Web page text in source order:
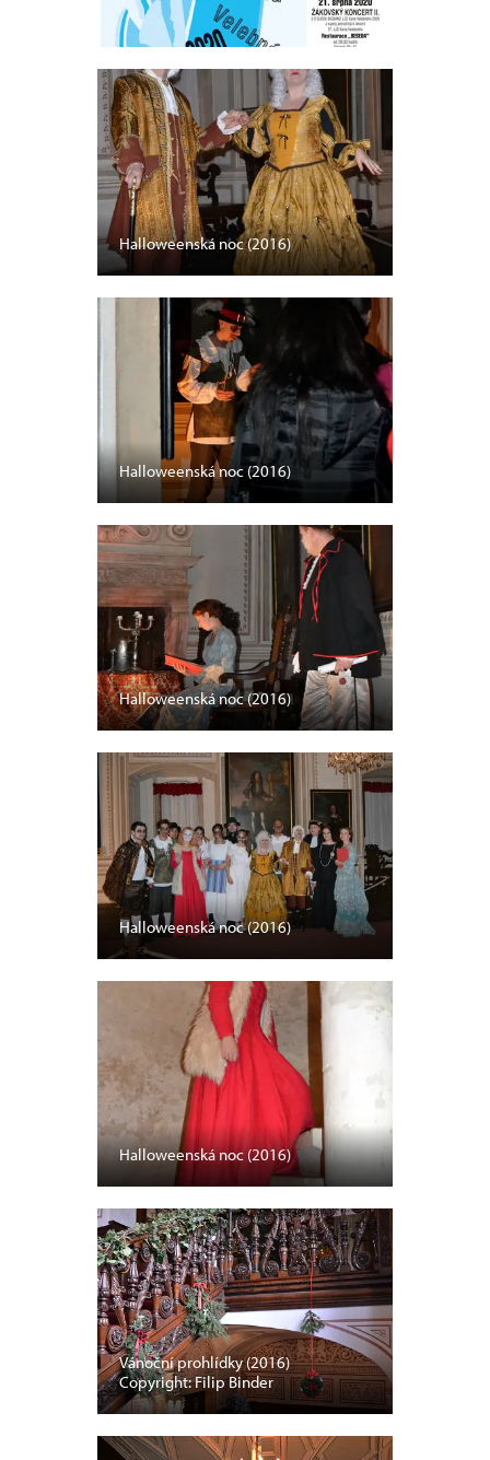
Halloweenská noc (2016)
Halloweenská noc (2016)
Halloweenská noc (2016)
Halloweenská noc (2016)
Halloweenská noc (2016)
Vánoční prohlídky (2016)
Copyright: Filip Binder